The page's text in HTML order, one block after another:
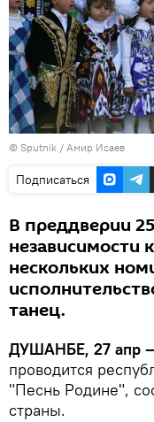
© Sputnik / Амир Исаев
Подписаться
В преддверии
независимости
нескольких
танец.
ДУШАНБЕ, 27 апр
проводится
"Песнь Родине",
страны.